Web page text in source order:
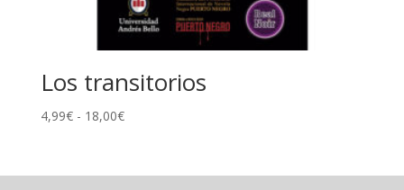
Los transitorios
4,99€ - 18,00€Rango
desde